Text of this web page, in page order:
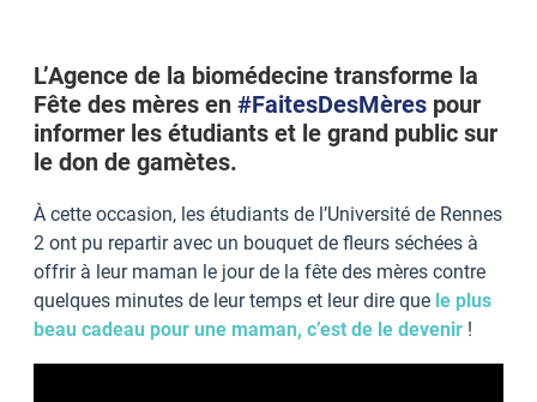
L’Agence de la biomédecine transforme la
Fête des mères en #FaitesDesMères pour
informer les étudiants et le grand public sur
le don de gamètes.
À cette occasion, les étudiants de l’Université de Rennes
2 ont pu repartir avec un bouquet de fleurs séchées à
offrir à leur maman le jour de la fête des mères contre
quelques minutes de leur temps et leur dire que le plus
beau cadeau pour une maman, c’est de le devenir !